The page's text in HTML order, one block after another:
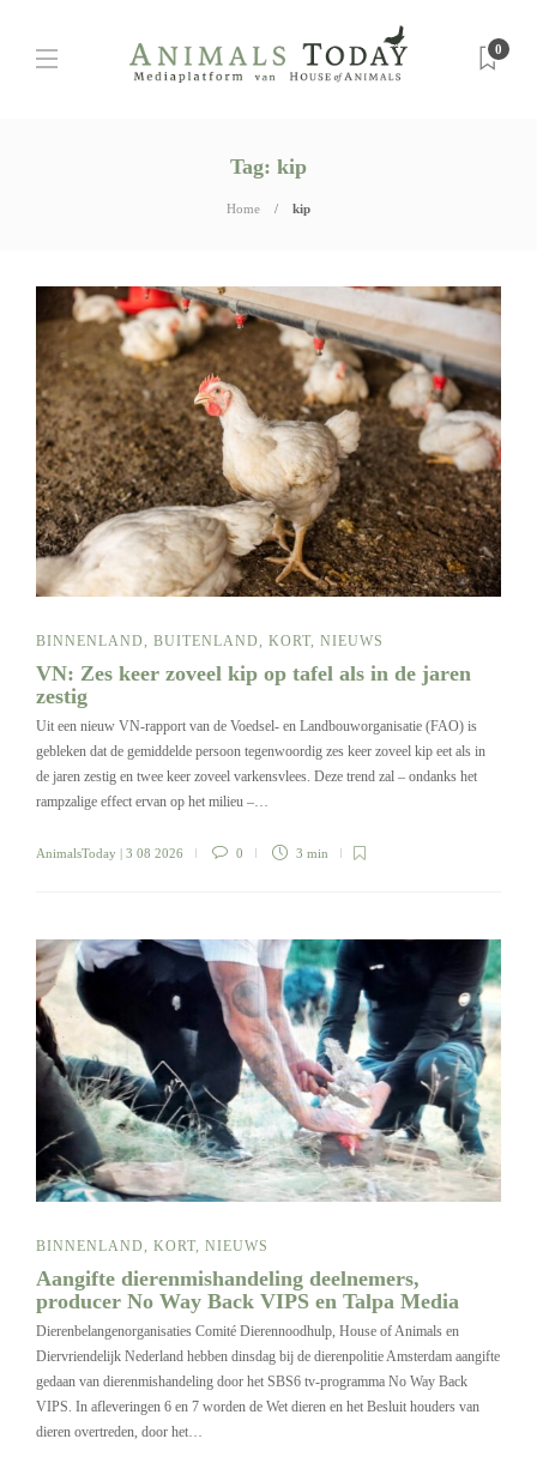
0
Tag: kip
Home kip
BINNENLAND BUITENLAND KORT NIEUWS
VN: Zes keer zoveel kip op tafel als in de jaren
zestig
Uit een nieuw VN-rapport van de Voedsel- en Landbouworganisatie (FAO) is
gebleken dat de gemiddelde persoon tegenwoordig zes keer zoveel kip eet als in
de jaren zestig en twee keer zoveel varkensvlees. Deze trend zal – ondanks het
rampzalige effect ervan op het milieu –…
AnimalsToday | 3 08 2026 0 3 min
BINNENLAND, KORT, NIEUWS
Aangifte dierenmishandeling deelnemers,
producer No Way Back VIPS en Talpa Media
Dierenbelangenorganisaties Comité Dierennoodhulp, House of Animals en
Diervriendelijk Nederland hebben dinsdag bij de dierenpolitie Amsterdam aangifte
gedaan van dierenmishandeling door het SBS6 tv-programma No Way Back
VIPS. In afleveringen 6 en 7 worden de Wet dieren en het Besluit houders van
dieren overtreden, door het…